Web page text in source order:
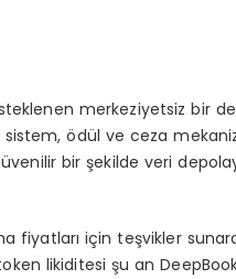
merkeziyetsiz bir
ödül ve ceza
bir şekilde veri
fiyatları için teşvikler
likiditesi şu an